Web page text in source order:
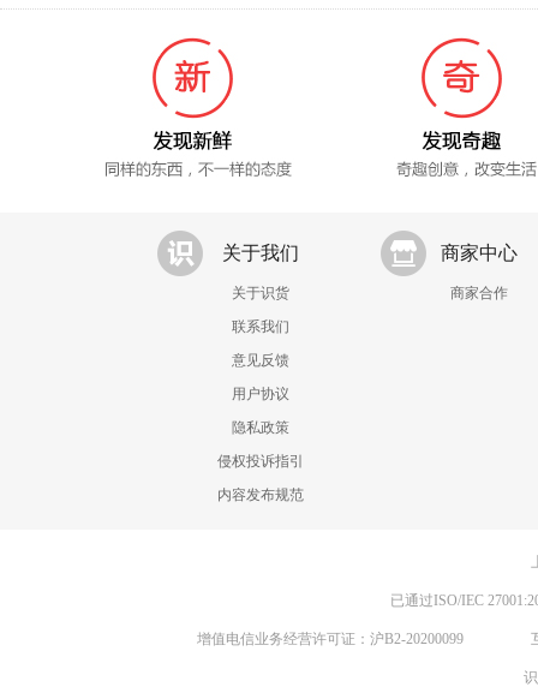
关于我们
关于识货
联系我们
意见反馈
用户协议
隐私政策
侵权投诉指引
内容发布规范
商家中心
商家合作
已通过ISO/IEC
增值电信业务经营许可证：沪B2-20200099